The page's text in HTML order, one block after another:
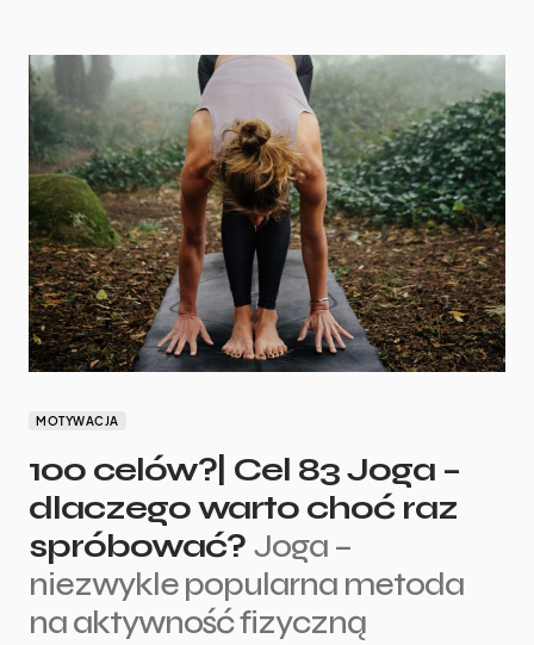
MOTYWACJA
100 celów?| Cel 83 Joga –
dlaczego warto choć raz
spróbować? Joga –
niezwykle popularna metoda
na aktywność fizyczną